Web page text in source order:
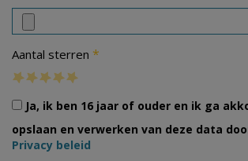
Aantal sterren *
Ja, ik ben 16 jaar of ouder en ik ga
opslaan en verwerken van deze data
Privacy beleid